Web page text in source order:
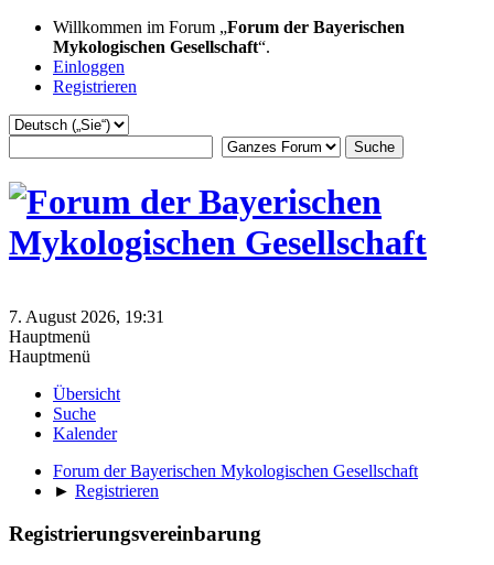
Willkommen im Forum „Forum der Bayerischen
Mykologischen Gesellschaft“.
Einloggen
Registrieren
7. August 2026, 19:31
Hauptmenü
Hauptmenü
Übersicht
Suche
Kalender
Forum der Bayerischen Mykologischen Gesellschaft
► Registrieren
Registrierungsvereinbarung